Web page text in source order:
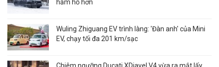
hầm hố hơn
Wuling Zhiguang EV trình làng: 'Đàn anh' của Mini
EV, chạy tối đa 201 km/sạc